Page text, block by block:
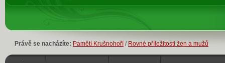
Právě se nacházíte: Pamětí Krušnohoří / Rovné příležitosti žen a mužů